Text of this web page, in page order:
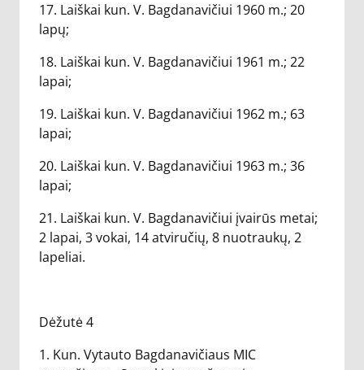
17. Laiškai kun. V. Bagdanavičiui 1960 m.; 20
lapų;
18. Laiškai kun. V. Bagdanavičiui 1961 m.; 22
lapai;
19. Laiškai kun. V. Bagdanavičiui 1962 m.; 63
lapai;
20. Laiškai kun. V. Bagdanavičiui 1963 m.; 36
lapai;
21. Laiškai kun. V. Bagdanavičiui įvairūs metai;
2 lapai, 3 vokai, 14 atviručių, 8 nuotraukų, 2
lapeliai.
Dėžutė 4
1. Kun. Vytauto Bagdanavičiaus MIC